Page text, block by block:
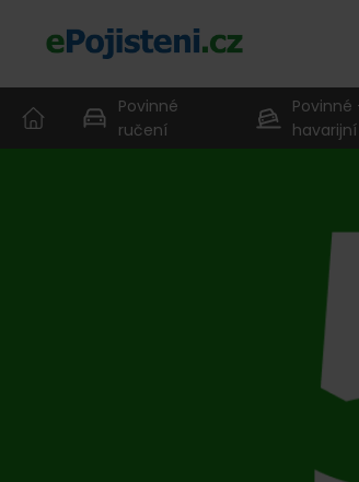
Povinné
ručení
Povinné
havarijní